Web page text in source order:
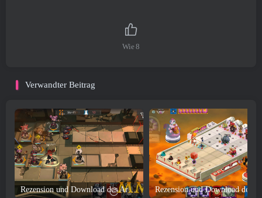
Wie 8
Verwandter Beitrag
Rezension und Download des Arknights-Spiels